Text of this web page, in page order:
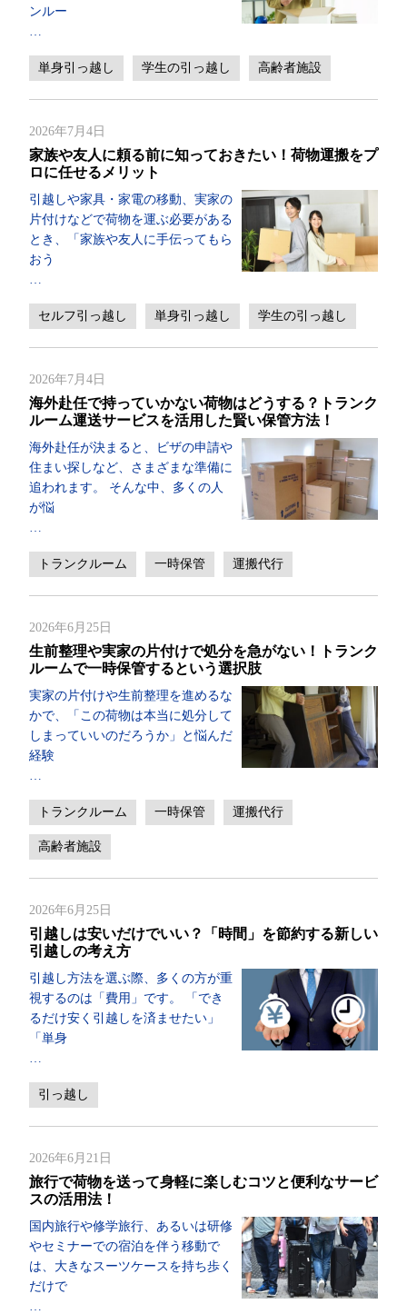
ンルー
…
単身引っ越し 学生の引っ越し 高齢者施設
2026年7月4日
家族や友人に頼る前に知っておきたい！荷物運搬をプ
ロに任せるメリット
引越しや家具・家電の移動、実家の
片付けなどで荷物を運ぶ必要がある
とき、「家族や友人に手伝ってもら
おう
…
セルフ引っ越し 単身引っ越し 学生の引っ越し
2026年7月4日
海外赴任で持っていかない荷物はどうする？トランク
ルーム運送サービスを活用した賢い保管方法！
海外赴任が決まると、ビザの申請や
住まい探しなど、さまざまな準備に
追われます。 そんな中、多くの人
が悩
…
トランクルーム 一時保管 運搬代行
2026年6月25日
生前整理や実家の片付けで処分を急がない！トランク
ルームで一時保管するという選択肢
実家の片付けや生前整理を進めるな
かで、「この荷物は本当に処分して
しまっていいのだろうか」と悩んだ
経験
…
トランクルーム 一時保管 運搬代行
高齢者施設
2026年6月25日
引越しは安いだけでいい？「時間」を節約する新しい
引越しの考え方
引越し方法を選ぶ際、多くの方が重
視するのは「費用」です。 「でき
るだけ安く引越しを済ませたい」
「単身
…
引っ越し
2026年6月21日
旅行で荷物を送って身軽に楽しむコツと便利なサービ
スの活用法！
国内旅行や修学旅行、あるいは研修
やセミナーでの宿泊を伴う移動で
は、大きなスーツケースを持ち歩く
だけで
…